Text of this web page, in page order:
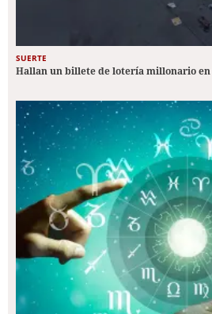
SUERTE
Hallan un billete de lotería millonario